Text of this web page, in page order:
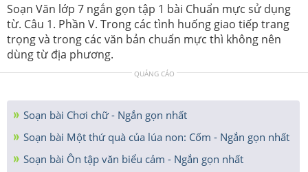
Soạn Văn lớp 7 ngắn gọn tập 1 bài Chuẩn mực sử dụng
từ. Câu 1. Phần V. Trong các tình huống giao tiếp trang
trọng và trong các văn bản chuẩn mực thì không nên
dùng từ địa phương.
QUẢNG CÁO
Soạn bài Chơi chữ - Ngắn gọn nhất
Soạn bài Một thứ quà của lúa non: Cốm - Ngắn gọn nhất
Soạn bài Ôn tập văn biểu cảm - Ngắn gọn nhất